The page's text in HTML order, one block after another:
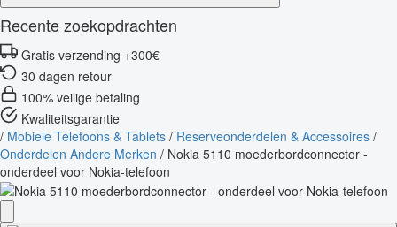
Recente zoekopdrachten
Gratis verzending +300€
30 dagen retour
100% veilige betaling
Kwaliteitsgarantie
/ Mobiele Telefoons & Tablets / Reserveonderdelen & Accessoires /
Onderdelen Andere Merken / Nokia 5110 moederbordconnector -
onderdeel voor Nokia-telefoon